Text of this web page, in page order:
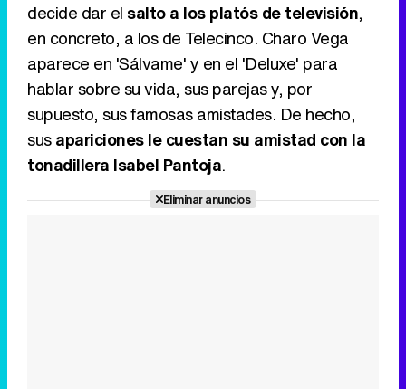
decide dar el salto a los platós de televisión,
en concreto, a los de Telecinco. Charo Vega
aparece en 'Sálvame' y en el 'Deluxe' para
hablar sobre su vida, sus parejas y, por
supuesto, sus famosas amistades. De hecho,
susapariciones le cuestan su amistad con la
tonadillera Isabel Pantoja.
Eliminar anuncios